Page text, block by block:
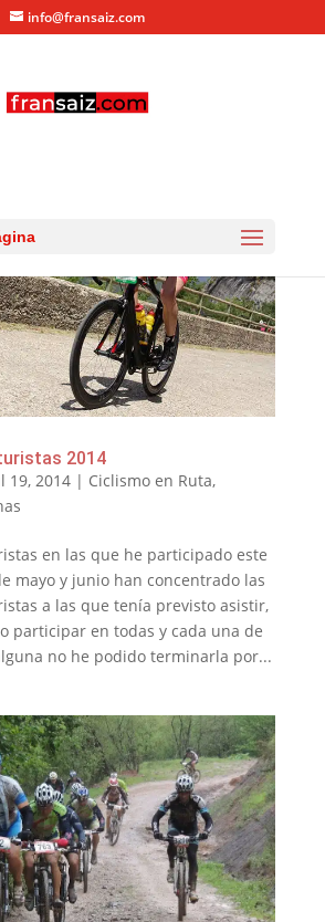
info@fransaiz.com
2014
19, 2014| Ciclismo en Ruta,
en las que he participado este
mayo y junio han concentrado las
a las que tenía previsto asistir,
participar en todas y cada una de
no he podido terminarla por...